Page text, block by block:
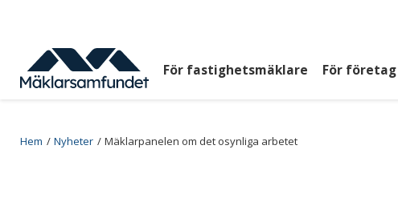
huvudinnehåll
Huvudmeny
För fastighetsmäklare För företag
Breadcrumb
Hem Nyheter Mäklarpanelen om det osynliga arbetet